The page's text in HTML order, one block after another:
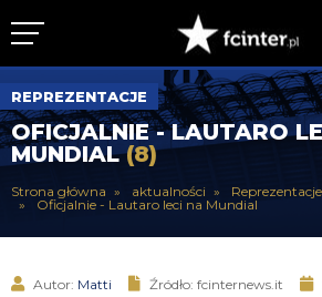
KLUB
DRUŻYNA
SERIE A
PUCHARY
DLA TIFOSICH
REPREZENTACJE
OFICJALNIE - LAUTARO
MUNDIAL(8)
Strona główna aktualności
Reprezentacje
Oficjalnie - Lautaro leci na Mundial
Autor: Matti Źródło: fcinternews.it